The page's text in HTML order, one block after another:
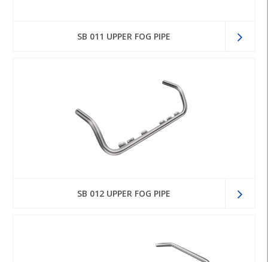
SB 011 UPPER FOG PIPE
SB 012 UPPER FOG PIPE